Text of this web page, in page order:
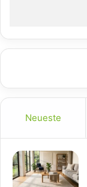
Neueste